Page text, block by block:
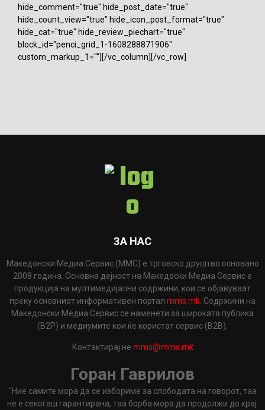
hide_comment="true" hide_post_date="true"
hide_count_view="true" hide_icon_post_format="true"
hide_cat="true" hide_review_piechart="true"
block_id="penci_grid_1-1608288871906"
custom_markup_1=""][/vc_column][/vc_row]
ЗА НАС
Македонски Медиа Сервис (ММС) е трговско друштво основано
2008 година. Основна дејност на Македоски Медиа Сервис е
продукција на мултимедијални содржини, кои се објавуваат
преку основниот информативен портал mms.mk . Содржини на
Македонски Медиа Сервис се наменети за широката публика
(B2P) и медиумите кои ќе користат сервис (B2B).
Контактирај не mms@mms.mk
Горан Гаврилов
"Ние самите мора да се избориме за слободата на говорот, таа
не е секогаш гарантирана, таа борба мора да продолжи до крај.